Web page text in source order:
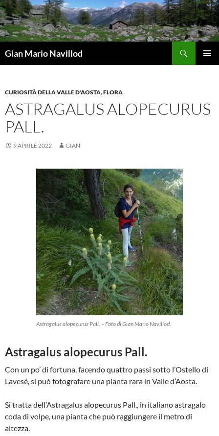
Vai
al
contenuto
Gian Mario Navillod
CURIOSITÀ DELLA VALLE D'AOSTA,FLORA
ASTRAGALUS ALOPECURUS
PALL.
9 APRILE 2022 GIAN
Astragalus alopecurus Pall. – Foto di Gian Mario Navillod.
Astragalus alopecurus Pall.
Con un po’ di fortuna, facendo quattro passi sotto l’Ostello di
Lavesé, si può fotografare una pianta rara in Valle d’Aosta.
Si tratta dell’Astragalus alopecurus Pall., in italiano astragalo
coda di volpe, una pianta che può raggiungere il metro di
altezza.